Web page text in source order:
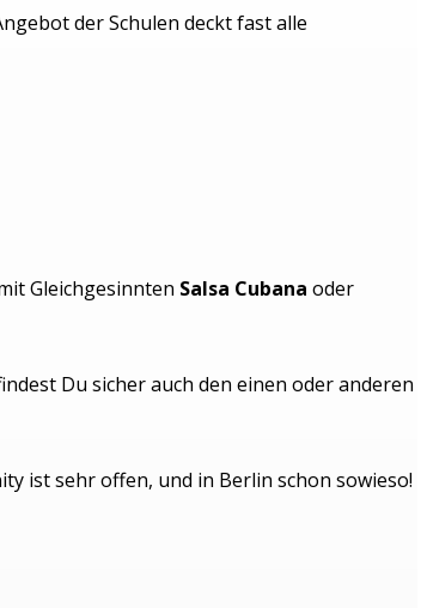
der Schulen deckt fast alle
Gleichgesinnten Salsa Cubana oder
Du sicher auch den einen oder anderen
ist sehr offen, und in Berlin schon sowieso!